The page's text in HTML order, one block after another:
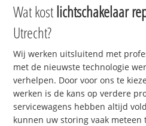
Wat kostlichtschakelaar
Utrecht?
Wij werken uitsluitend met
met de nieuwste technologie
verhelpen. Door voor ons te
werken is de kans op verdere
servicewagens hebben altijd
kunnen uw storing vaak meteen